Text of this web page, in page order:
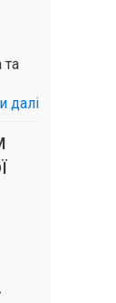
та
далі